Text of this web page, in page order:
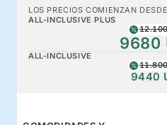
LOS PRECIOS COMIENZAN DESDE
ALL-INCLUSIVE PLUS
9680
ALL-INCLUSIVE
9440